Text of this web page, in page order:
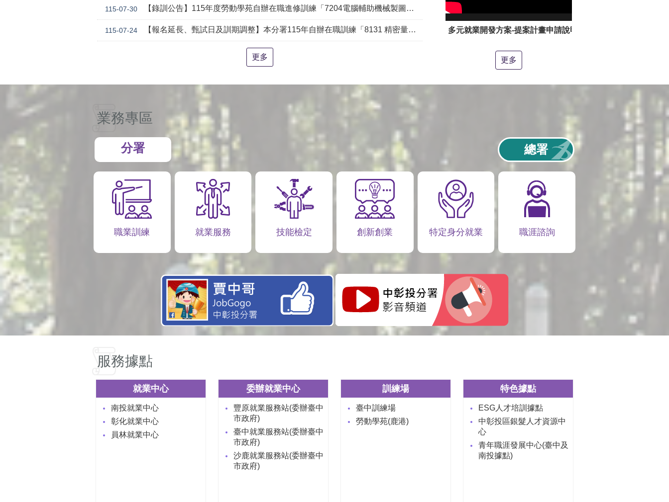
115-07-30 【錄訓公告】115年度勞動學苑自辦在職進修訓練「7204電腦輔助機械製圖進階班(SolidWorks)」、「7205 手機拍片短影音行銷班」甄試錄取名單公告(詳如附件)
115-07-24 【報名延長、甄試日及訓期調整】本分署115年自辦在職訓練「8131 精密量測進階_三次元掃描量測CAD輔助編程&影像量測儀結合接觸式測頭實務班」延長招生、調整甄試日期及訓練期程公告。
更多
多元就業開發方案-提案計畫申請說明影片
更多
業務專區
分署 總署
職業訓練 就業服務 技能檢定 創新創業 特定身分就業 職涯諮詢
服務據點
就業中心
南投就業中心
彰化就業中心
員林就業中心
委辦就業中心
豐原就業服務站(委辦臺中
市政府)
臺中就業服務站(委辦臺中
市政府)
沙鹿就業服務站(委辦臺中
市政府)
訓練場
臺中訓練場
勞動學苑(鹿港)
特色據點
ESG人才培訓據點
中彰投區銀髮人才資源中
心
青年職涯發展中心(臺中及
南投據點)